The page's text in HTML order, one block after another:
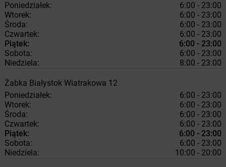
Poniedziałek:
6:00 - 23:00
Wtorek:
6:00 - 23:00
Środa:
6:00 - 23:00
Czwartek:
6:00 - 23:00
Piątek:
6:00 - 23:00
Sobota:
6:00 - 23:00
Niedziela:
8:00 - 23:00
Żabka Białystok Wiatrakowa 12
Poniedziałek:
6:00 - 23:00
Wtorek:
6:00 - 23:00
Środa:
6:00 - 23:00
Czwartek:
6:00 - 23:00
Piątek:
6:00 - 23:00
Sobota:
6:00 - 23:00
Niedziela:
10:00 - 20:00